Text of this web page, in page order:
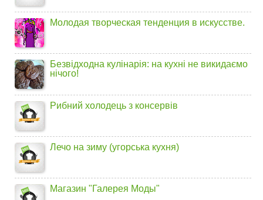
Молодая творческая тенденция в искусстве.
Безвідходна кулінарія: на кухні не викидаємо
нічого!
Рибний холодець з консервів
Лечо на зиму (угорська кухня)
Магазин "Галерея Моды"